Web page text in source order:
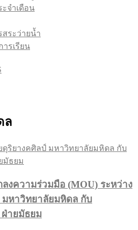
จำเดือน
สระว่ายน้ำ
ารเรียน
ล
งความร่วมมือ (MOU) ระหว่าง
หาวิทยาลัยมหิดล กับ
ายมัธยม